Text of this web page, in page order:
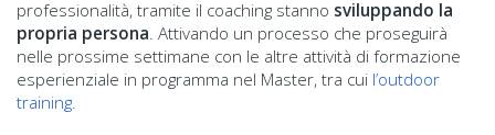
professionalità, tramite il coaching stanno sviluppando la
propria persona . Attivando un processo che proseguirà
nelle prossime settimane con le altre attività di formazione
esperienziale in programma nel Master, tra cui l’outdoor
training